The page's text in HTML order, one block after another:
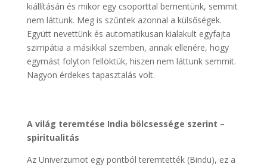
kiállításán és mikor egy csoporttal bementünk, semmit
nem láttunk. Meg is szűntek azonnal a külsőségek.
Együtt nevettünk és automatikusan kialakult egyfajta
szimpátia a másikkal szemben, annak ellenére, hogy
egymást folyton fellöktük, hiszen nem láttunk semmit.
Nagyon érdekes tapasztalás volt.
A világ teremtése India bölcsessége szerint –
spiritualitás
Az Univerzumot egy pontból teremtették (Bindu), ez a